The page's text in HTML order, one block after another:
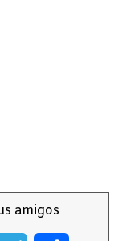
amigos